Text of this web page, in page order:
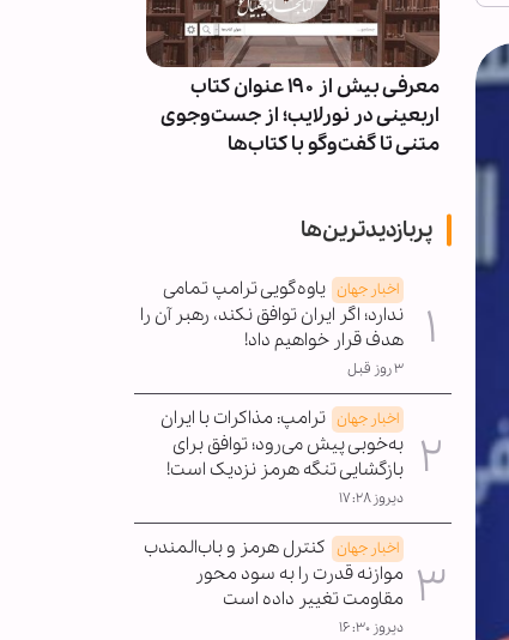
معرفی بیش از ۱۹۰ عنوان کتاب
اربعینی در نورلایب؛ از جست‌وجوی
متنی تا گفت‌وگو با کتاب‌ها
پربازدیدترین‌ها
اخبار جهان یاوه‌گویی ترامپ تمامی
ندارد؛ اگر ایران توافق نکند، رهبر آن را
هدف قرار خواهیم داد!
۳ روز قبل
اخبار جهان ترامپ: مذاکرات با ایران
به‌خوبی پیش می‌رود؛ توافق برای
بازگشایی تنگه هرمز نزدیک است!
دیروز ۱۷:۲۸
اخبار جهان کنترل هرمز و باب‌المندب
موازنه قدرت را به سود محور
مقاومت تغییر داده است
دیروز ۱۶:۳۰